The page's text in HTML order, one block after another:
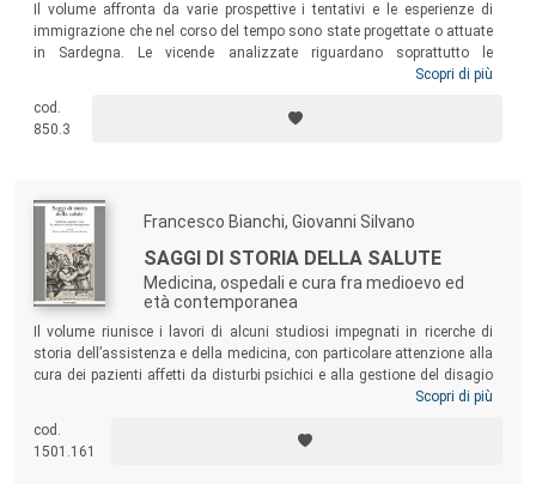
Il volume affronta da varie prospettive i tentativi e le esperienze di
immigrazione che nel corso del tempo sono state progettate o attuate
in Sardegna. Le vicende analizzate riguardano soprattutto le
colonizzazioni avvenute nel corso del Novecento, anche se il saggio di
dai governi piemontesi nel corso del Settecento e sul dibattito che, su
questo tema, tornò ad essere vivace verso la metà del secolo XIX.
Scopri di più
cod.
850.3
Francesco Bianchi, Giovanni Silvano
SAGGI DI STORIA DELLA SALUTE
Medicina, ospedali e cura fra medioevo ed
età contemporanea
Il volume riunisce i lavori di alcuni studiosi impegnati in ricerche di
storia dell’assistenza e della medicina, con particolare attenzione alla
cura dei pazienti affetti da disturbi psichici e alla gestione del disagio
sociale. I saggi raccolti hanno considerato diverse esperienze
Parigi, Padova e Vienna – in età moderna e contemporanea, insieme a
uno sguardo preliminare sulle origini medievali delle istituzioni
Scopri di più
cod.
1501.161